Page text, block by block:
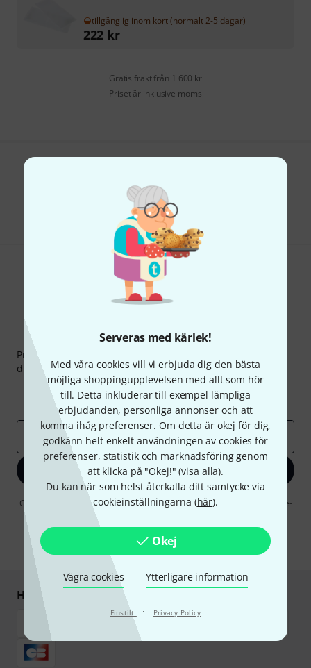
Serveras med kärlek!
Med våra cookies vill vi erbjuda dig den bästa
möjliga shoppingupplevelsen med allt som hör
till. Detta inkluderar till exempel lämpliga
erbjudanden, personliga annonser och att
komma ihåg preferenser. Om detta är okej för dig,
godkänn helt enkelt användningen av cookies för
preferenser, statistik och marknadsföring genom
att klicka på "Okej!" (visa alla).
Du kan när som helst återkalla ditt samtycke via
cookieinställningarna (här).
Okej
Vägra cookies Ytterligare information
Finstilt · Privacy Policy
tillgänglig inom kort (normalt 2-5 dagar)
222 kr
Gratis frakt från 1 600 kr
Priset är inklusive moms
Hjälp & Feedback
Thomann nyhetsbrev
Prenumererar på Thomanns Nyhetsbrev på engelska och
du kan med lite tur vinna en50 kupongvärd50 €!
Inspirerande inlägg
Erbjudanden
Thomann Insikter
E-postadress*
Registrera dig nu
Genom att klicka på "Registrera dig nu" samtycker jag till att ta emot e-
postreklam. Avregistrering är möjlig när som helst. Du finner mer
information om nyhetsbrevet i vårsekretesspolicy.
* Nödvändig
Handla och betala säkert